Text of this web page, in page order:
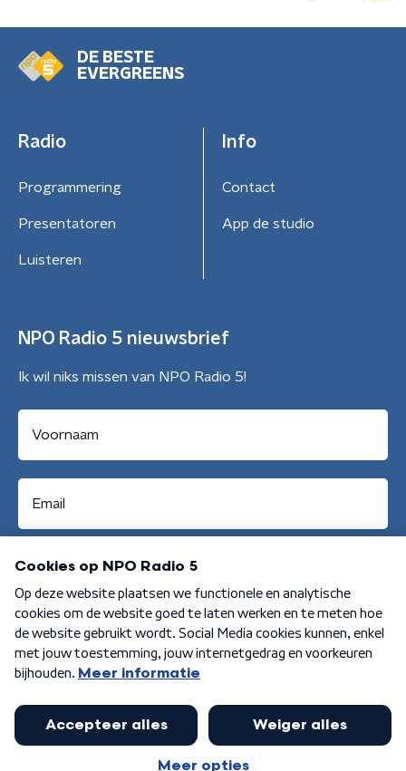
DE BESTE
EVERGREENS
Radio
Programmering
Presentatoren
Luisteren
Info
Contact
App de studio
NPO Radio 5 nieuwsbrief
Ik wil niks missen van NPO Radio 5!
Aanmelden
Algemene voorwaarden